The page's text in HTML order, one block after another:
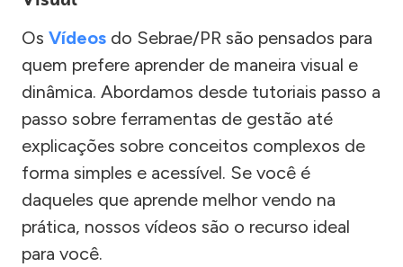
Os Vídeos do Sebrae/PR são pensados para
quem prefere aprender de maneira visual e
dinâmica. Abordamos desde tutoriais passo a
passo sobre ferramentas de gestão até
explicações sobre conceitos complexos de
forma simples e acessível. Se você é
daqueles que aprende melhor vendo na
prática, nossos vídeos são o recurso ideal
para você.